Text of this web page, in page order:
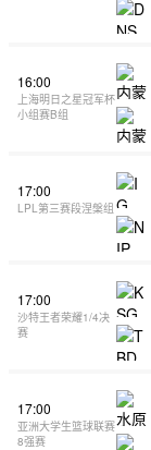
16:00
上海明日之星冠军杯
小组赛B组
17:00
LPL第三赛段涅槃组
17:00
沙特王者荣耀1/4决
赛
17:00
亚洲大学生篮球联赛
8强赛